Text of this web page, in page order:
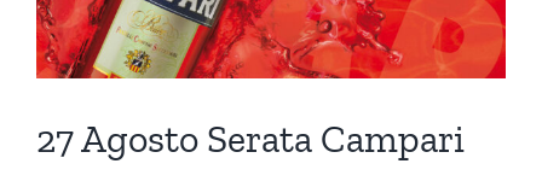
27 Agosto Serata Campari